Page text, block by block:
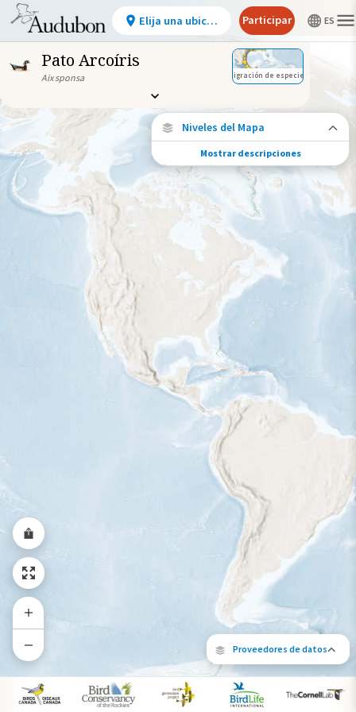
Pato Arcoíris
Aix sponsa Migración de especies
Proveedores de datos
Niveles del Mapa
Conexiones de especies
Elija cualquier ubicación en el mapa para
ver dónde más se han vuelto a encontrar
aves marcadas de esta especie.
Ubicaciones con disponibilidad
Ubicaciones conectadas
Gama de especies por estación
Gama de verano
Rango de invierno
Rango a lo largo del año
Mostrar descripciones
Elija una ubicación Participar